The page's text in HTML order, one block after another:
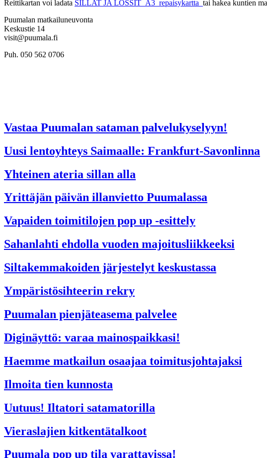
Reittikartan voi ladata SILLAT JA LOSSIT_A3_repaisykartta tai hakea kuntien
Puumalan matkailuneuvonta
Keskustie 14
visit@puumala.fi
Puh. 050 562 0706
Vastaa Puumalan sataman palvelukyselyyn!
Uusi lentoyhteys Saimaalle: Frankfurt-Savonlinna
Yhteinen ateria sillan alla
Yrittäjän päivän illanvietto Puumalassa
Vapaiden toimitilojen pop up -esittely
Sahanlahti ehdolla vuoden majoitusliikkeeksi
Siltakemmakoiden järjestelyt keskustassa
Ympäristösihteerin rekry
Puumalan pienjäteasema palvelee
Diginäyttö: varaa mainospaikkasi!
Haemme matkailun osaajaa toimitusjohtajaksi
Ilmoita tien kunnosta
Uutuus! Iltatori satamatorilla
Vieraslajien kitkentätalkoot
Puumala pop up tila varattavissa!